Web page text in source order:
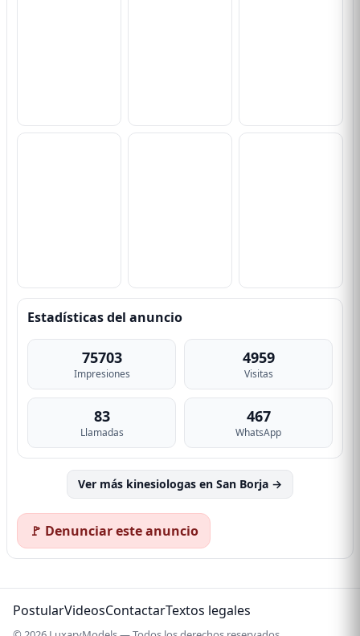
Estadísticas del anuncio
75703
Impresiones
4959
Visitas
83
Llamadas
467
WhatsApp
Ver más kinesiologas en San Borja →
🚩 Denunciar este anuncio
PostularVideosContactarTextos legales